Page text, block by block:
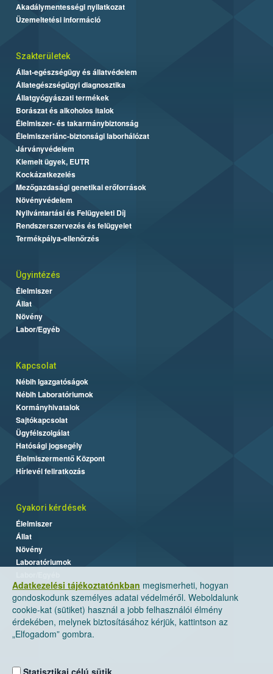
Adatkezelési tájékoztatónkban megismerheti, hogyan
gondoskodunk személyes adatai védelméről. Weboldalunk
cookie-kat (sütiket) használ a jobb felhasználói élmény
érdekében, melynek biztosításához kérjük, kattintson az
„Elfogadom” gombra.
Statisztikai célú sütik
Akadálymentességi nyilatkozat
Üzemeltetési információ
Szakterületek
Állat-egészségügy és állatvédelem
Állategészségügyi diagnosztika
Állatgyógyászati termékek
Borászat és alkoholos italok
Élelmiszer- és takarmánybiztonság
Élelmiszerlánc-biztonsági laborhálózat
Járványvédelem
Kiemelt ügyek, EUTR
Kockázatkezelés
Mezőgazdasági genetikai erőforrások
Növényvédelem
Nyilvántartási és Felügyeleti Díj
Rendszerszervezés és felügyelet
Termékpálya-ellenőrzés
Ügyintézés
Élelmiszer
Állat
Növény
Labor/Egyéb
Kapcsolat
Nébih Igazgatóságok
Nébih Laboratóriumok
Kormányhivatalok
Sajtókapcsolat
Ügyfélszolgálat
Hatósági jogsegély
Élelmiszermentő Központ
Hírlevél feliratkozás
Gyakori kérdések
Élelmiszer
Állat
Növény
Laboratóriumok